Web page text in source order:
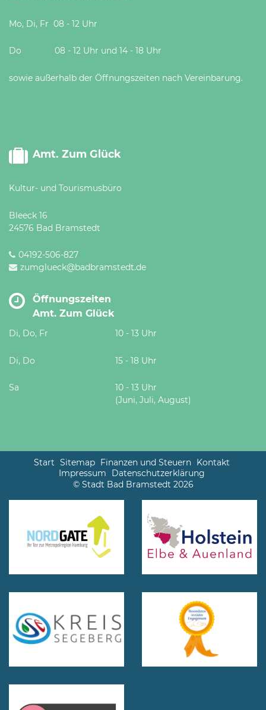
Mo, Di, Fr 08 - 12 Uhr
Do 08 - 12 Uhr und 14 - 18 Uhr
sowie außerhalb der Öffnungszeiten nach Vereinbarung.
Amt. Zum Glück
Kultur- und Tourismusbüro
Bleeck 16
24576 Bad Bramstedt
04192-506-827
zumglueck@badbramstedt.de
Öffnungszeiten
Amt. Zum Glück
Di, Do, Fr 10 - 13 Uhr
Di, Do 15 - 18 Uhr
Sa
10 - 13 Uhr
(Juni, Juli, August)
Start Sitemap Finanzen und Steuern Kontakt
Impressum
Datenschutzerklärung
© Stadt Bad Bramstedt 2026